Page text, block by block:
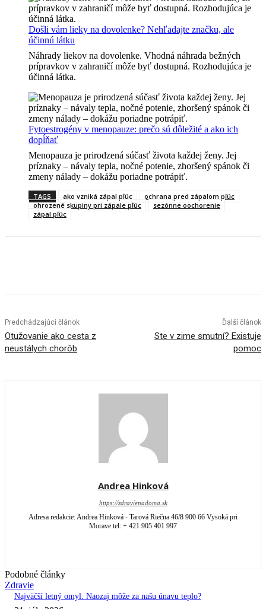
Došli vám lieky na dovolenke? Nehľadajte značku, ale
účinnú látku
Náhrady liekov na dovolenke. Vhodná náhrada bežných
prípravkov v zahraničí môže byť dostupná. Rozhodujúca je
účinná látka.
Fytoestrogény v menopauze: prečo sú dôležité a ako ich
dopĺňať
Menopauza je prirodzená súčasť života každej ženy. Jej
príznaky – návaly tepla, nočné potenie, zhoršený spánok či
zmeny nálady – dokážu poriadne potrápiť.
TAGS ako vzniká zápal pľúc
ochrana pred zápalom pľúc
ohrozené skupiny pri zápale pľúc
sezónne oochorenie
zápal pľúc
Predchádzajúci článok
Otužovanie ako cesta z
neustálych chorôb
Ďalší článok
Ste v zime smutní? Existuje
pomoc
Andrea Hinková
https://zdravienadoma.sk
Adresa redakcie: Andrea Hinková - Tarová Riečna 46/8 900 66 Vysoká pri
Morave tel: + 421 905 401 997
Podobné články
Zdravie
Najväčší letný omyl. Naozaj môže za našu únavu teplo?